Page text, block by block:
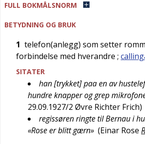
FULL BOKMÅLSNORM
BETYDNING OG BRUK
1 telefon(anlegg) som setter
forbindelse med hverandre ;
SITATER
han [trykket] paa en av
hundre knapper og grep
29.09.1927/2 Øvre Richter Frich)
regissøren ringte til Bernau i
«Rose er blitt gærn» (Einar Rose